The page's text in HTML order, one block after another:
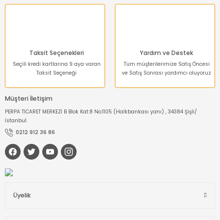
Taksit Seçenekleri
Seçili kredi kartlarına 9 aya varan
Taksit Seçeneği
Yardım ve Destek
Tüm müşterilerimize Satış Öncesi
ve Satış Sonrası yardımcı oluyoruz
Müşteri İletişim
PERPA TİCARET MERKEZİ B Blok Kat:8 No:1105 (Halkbankası yanı) , 34384 Şişli/
İstanbul
0212 912 36 86
Üyelik